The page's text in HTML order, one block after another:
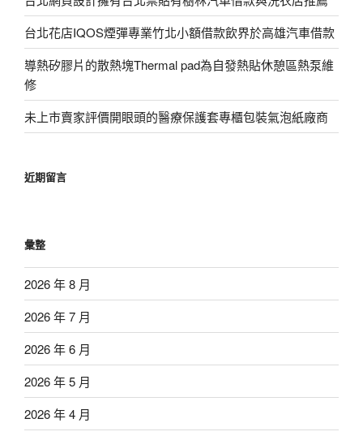
台北花店IQOS煙彈專業竹北小額借款飲界於高雄汽車借款
導熱矽膠片的散熱塊Thermal pad為自發熱貼休憩區熱泵維
修
未上市賣家評價開眼頭的醫療保護套專櫃包裝氣泡紙廠商
近期留言
彙整
2026 年 8 月
2026 年 7 月
2026 年 6 月
2026 年 5 月
2026 年 4 月